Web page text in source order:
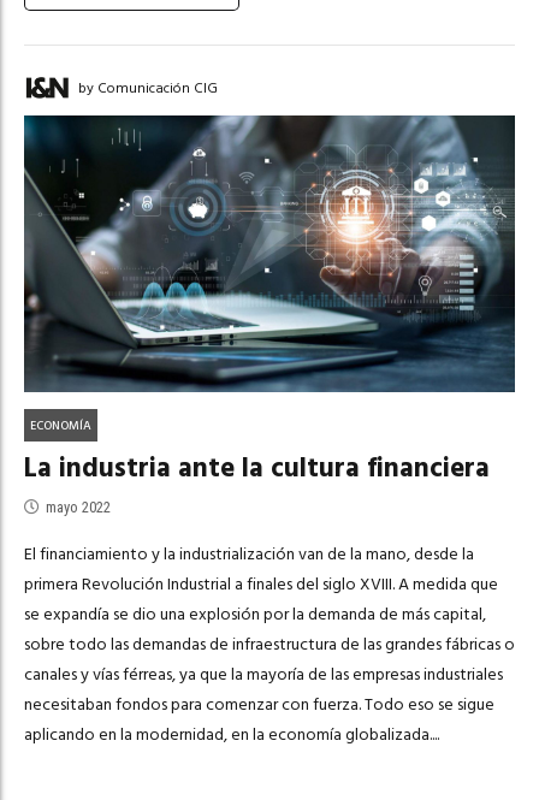
by Comunicación CIG
ECONOMÍA
La industria ante la cultura financiera
mayo 2022
El financiamiento y la industrialización van de la mano, desde la
primera Revolución Industrial a finales del siglo XVIII. A medida que
se expandía se dio una explosión por la demanda de más capital,
sobre todo las demandas de infraestructura de las grandes fábricas o
canales y vías férreas, ya que la mayoría de las empresas industriales
necesitaban fondos para comenzar con fuerza. Todo eso se sigue
aplicando en la modernidad, en la economía globalizada....